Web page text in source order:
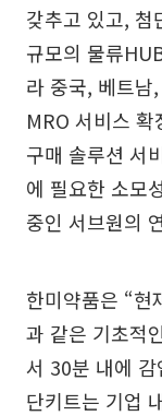
갖추고 있고, 첨
규모의 물류
라 중국, 베트남
MRO 서비스
구매 솔루션 서
에 필요한 소모
중인 서브원의
한미약품은 “현
과 같은 기초적
서 30분 내에
단키트는 기업